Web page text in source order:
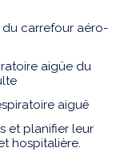
carrefour aéro-
aigüe du
aiguë
et planifier leur
hospitalière.